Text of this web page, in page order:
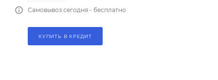
Самовывоз сегодня - бесплатно
КУПИТЬ В КРЕДИТ